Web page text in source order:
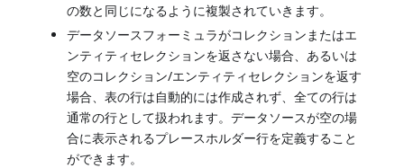
の数と同じになるように複製されていきます。
データソースフォーミュラがコレクションまたはエ
ンティティセレクションを返さない場合、あるいは
空のコレクション/エンティティセレクションを返す
場合、表の行は自動的には作成されず、全ての行は
通常の行として扱われます。データソースが空の場
合に表示されるプレースホルダー行を定義すること
ができます。